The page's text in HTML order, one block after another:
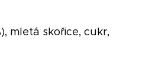
mletá skořice, cukr,